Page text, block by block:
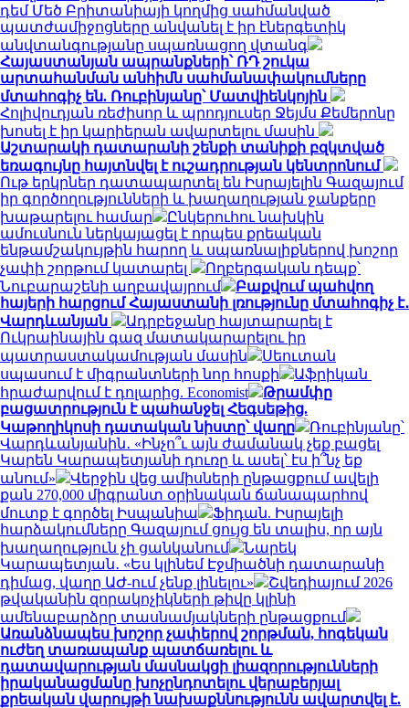
դեմ Մեծ Բրիտանիայի կողմից սահմանված
պատժամիջոցները անվանել է իր էներգետիկ
անվտանգությանը սպառնացող վտանգ
Հայաստանյան ապրանքների՝ ՌԴ շուկա
արտահանման անհիմն սահմանափակումները
մտահոգիչ են. Ռուբինյանը՝ Մատվիենկոյին
Հոլիվուդյան ռեժիսոր և պրոդյուսեր Ջեյմս Քեմերոնը
խոսել է իր կարիերան ավարտելու մասին
Աշտարակի դատարանի շենքի տանիքի բզկտված
եռագույնը հայտնվել է ուշադրության կենտրոնում
Ութ երկրներ դատապարտել են Իսրայելին Գազայում
իր գործողությունների և խաղաղության ջանքերը
խաթարելու համար
Ընկերուհու նախկին
ամուսնուն ներկայացել է որպես քրեական
ենթամշակույթին հարող և սպառնալիքներով խոշոր
չափի շորթում կատարել
Ողբերգական դեպք՝
Նուբարաշենի աղբավայրում
Բաքվում պահվող
հայերի հարցում Հայաստանի լռությունը մտահոգիչ է․
Վարդևանյան
Ադրբեջանը հայտարարել է
Ուկրաինային գազ մատակարարելու իր
պատրաստակամության մասին
Սեուտան
սպասում է միգրանտների նոր հոսքի
Աֆրիկան ​​
հրաժարվում է դոլարից. Economist
Թրամփը
բացատրություն է պահանջել Հեգսեթից.
Կաթողիկոսի դատական նիստը՝ վաղը
Ռուբինյանը՝
Վարդևանյանին․ «Ինչո՞ւ այն ժամանակ չեք բացել
Կարեն Կարապետյանի դուռը և ասել՝ էս ի՞նչ եք
անում»
Վերջին վեց ամիսների ընթացքում ավելի
քան 270,000 միգրանտ օրինական ճանապարհով
մուտք է գործել Իսպանիա
Ֆիդան. Իսրայելի
հարձակումները Գազայում ցույց են տալիս, որ այն
խաղաղություն չի ցանկանում
Նարեկ
Կարապետյան․ «Ես կլինեմ Էջմիածնի դատարանի
դիմաց, վաղը ԱԺ-ում չենք լինելու»
Շվեդիայում 2026
թվականին զորակոչիկների թիվը կլինի
ամենաբարձրը տասնամյակների ընթացքում
Առանձնապես խոշոր չափերով շորթման, հոգեկան
ուժեղ տառապանք պատճառելու և
դատավարության մասնակցի լիազորությունների
իրականացմանը խոչընդոտելու վերաբերյալ
քրեական վարույթի նախաքննությունն ավարտվել է.